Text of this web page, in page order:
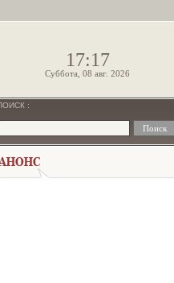
17:17
Суббота, 08 авг. 2026
: